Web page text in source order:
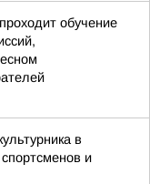
обучение
в
и